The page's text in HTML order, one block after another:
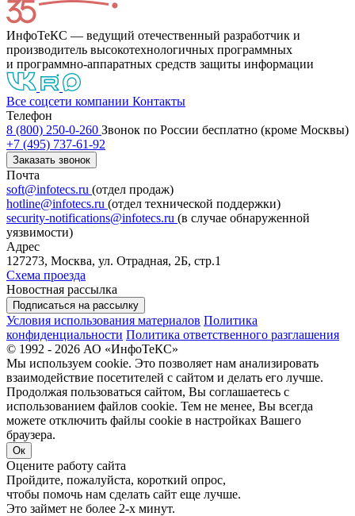
ИнфоТеКС — ведущий отечественный разработчик и
производитель высокотехнологичных программных
и программно-аппаратных средств защиты информации
Все соцсети компании Контакты
Телефон
8 (800) 250-0-260 Звонок по России бесплатно (кроме Москвы)
+7 (495) 737-61-92
Заказать звонок
Почта
soft@infotecs.ru (отдел продаж)
hotline@infotecs.ru (отдел технической поддержки)
security-notifications@infotecs.ru (в случае обнаруженной
уязвимости)
Адрес
127273, Москва, ул. Отрадная, 2Б, стр.1
Схема проезда
Новостная рассылка
Подписаться на рассылку
Условия использования материалов Политика
конфиденциальности Политика ответственного разглашения
© 1992 - 2026 АО «ИнфоТеКС»
Мы используем cookie. Это позволяет нам анализировать
взаимодействие посетителей с сайтом и делать его лучше.
Продолжая пользоваться сайтом, Вы соглашаетесь с
использованием файлов cookie. Тем не менее, Вы всегда
можете отключить файлы cookie в настройках Вашего
браузера.
Ок
Оцените работу сайта
Пройдите, пожалуйста, короткий опрос,
чтобы помочь нам сделать сайт еще лучше.
Это займет не более 2-х минут.